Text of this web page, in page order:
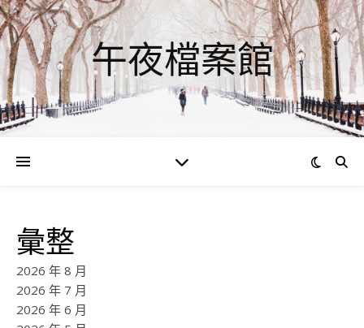
午夜檔案館
彙整
2026 年 8 月
2026 年 7 月
2026 年 6 月